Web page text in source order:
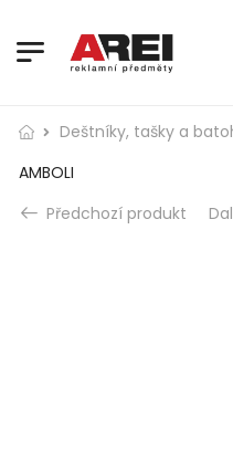
Deštníky, tašky a
AMBOLI
Předchozí produkt